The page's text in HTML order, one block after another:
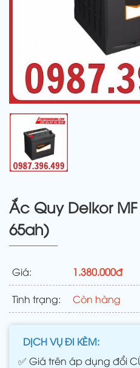
Ắc Quy Delkor MF
65ah)
Giá: 1.380.000đ
Tình trạng: Còn hàng
DỊCH VỤ ĐI KÈM:
✅ Giá trên áp dụng đổi